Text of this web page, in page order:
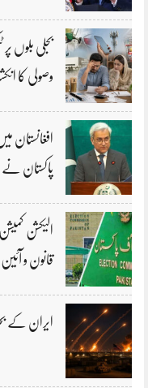
وصولی کا
افغانستان
پاکستان نے
الیکشن
قانون و
ایران کے